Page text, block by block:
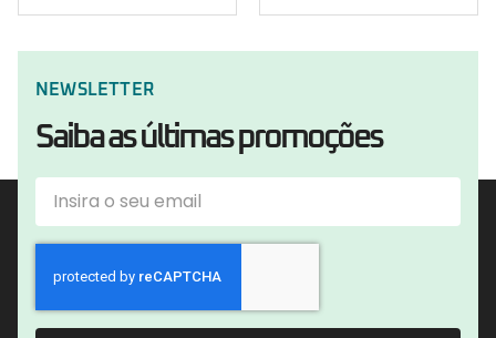
NEWSLETTER
Saiba as últimas promoções